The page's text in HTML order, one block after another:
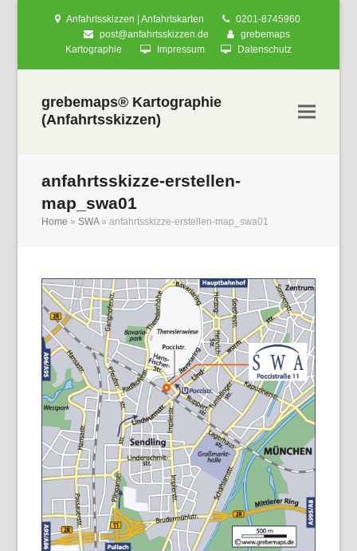
Anfahrtsskizzen | Anfahrtskarten
0201-8745960
post@anfahrtsskizzen.de
grebemaps
Kartographie
Impressum Datenschutz
grebemaps® Kartographie
(Anfahrtsskizzen)
anfahrtsskizze-erstellen-
map_swa01
Home »SWA»anfahrtsskizze-erstellen-map_swa01